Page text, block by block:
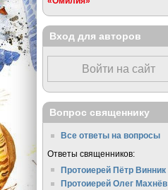
Вход для авторов
Войти на сайт
Вопрос священнику
Все ответы на вопросы
Ответы священников:
Протоиерей Пётр Винник
Протоиерей Олег Махнёв